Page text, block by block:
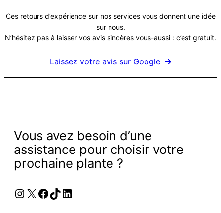
Ces retours d’expérience sur nos services vous donnent une idée
sur nous.
N’hésitez pas à laisser vos avis sincères vous-aussi : c’est gratuit.
Laissez votre avis sur Google
Vous avez besoin d’une
assistance pour choisir votre
prochaine plante ?
Instagram
X Facebook
TikTok
LinkedIn